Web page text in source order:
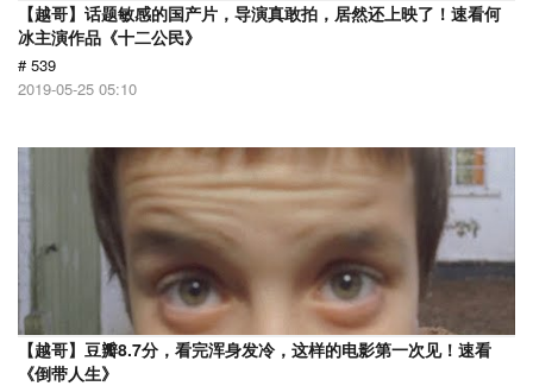
【越哥】话题敏感的国产片，导演真敢拍，居然还上映了！速看何
冰主演作品《十二公民》
# 539
2019-05-25 05:10
【越哥】豆瓣8.7分，看完浑身发冷，这样的电影第一次见！速看
《倒带人生》